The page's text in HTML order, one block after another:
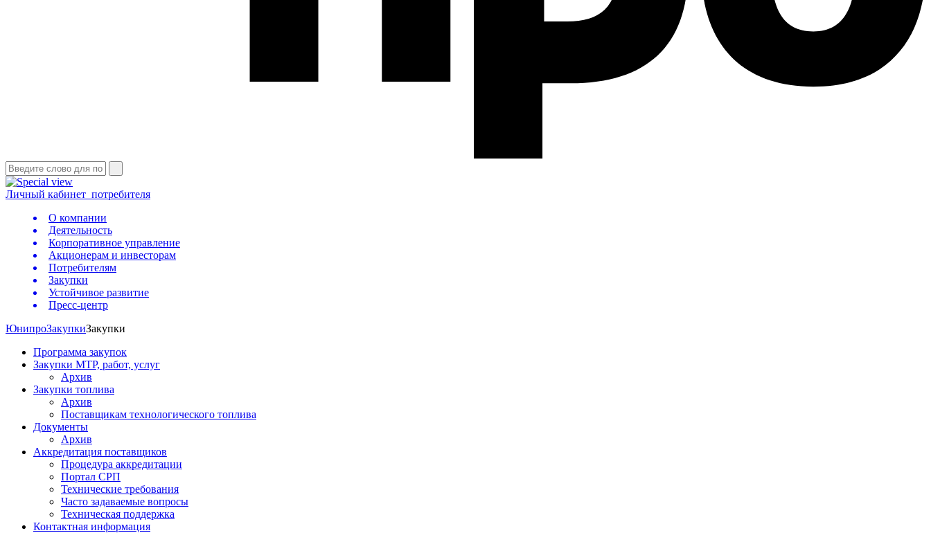
Личный кабинет потребителя
О компании
Деятельность
Корпоративное управление
Акционерам и инвесторам
Потребителям
Закупки
Устойчивое развитие
Пресс-центр
ЮнипроЗакупкиЗакупки
Программа закупок
Закупки МТР, работ, услуг
Архив
Закупки топлива
Архив
Поставщикам технологического топлива
Документы
Архив
Аккредитация поставщиков
Процедура аккредитации
Портал СРП
Технические требования
Часто задаваемые вопросы
Техническая поддержка
Контактная информация